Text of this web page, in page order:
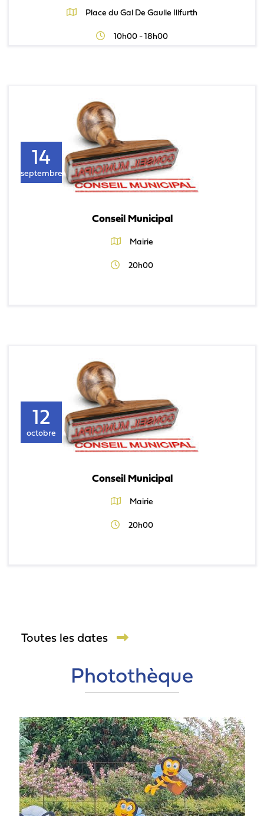
Place du Gal De Gaulle Illfurth
10h00 - 18h00
14
septembre
Conseil Municipal
Mairie
20h00
12
octobre
Conseil Municipal
Mairie
20h00
Toutes les dates
Photothèque